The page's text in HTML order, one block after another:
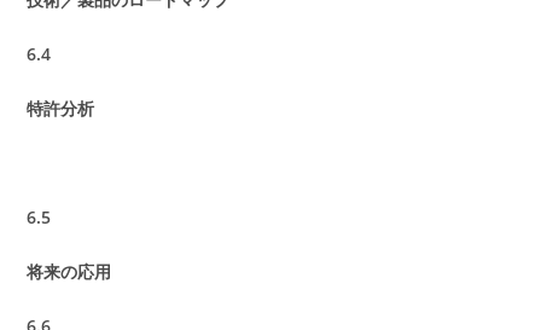
6.4
特許分析
6.5
将来の応用
6.6